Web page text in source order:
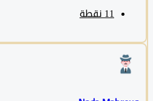
نقطة